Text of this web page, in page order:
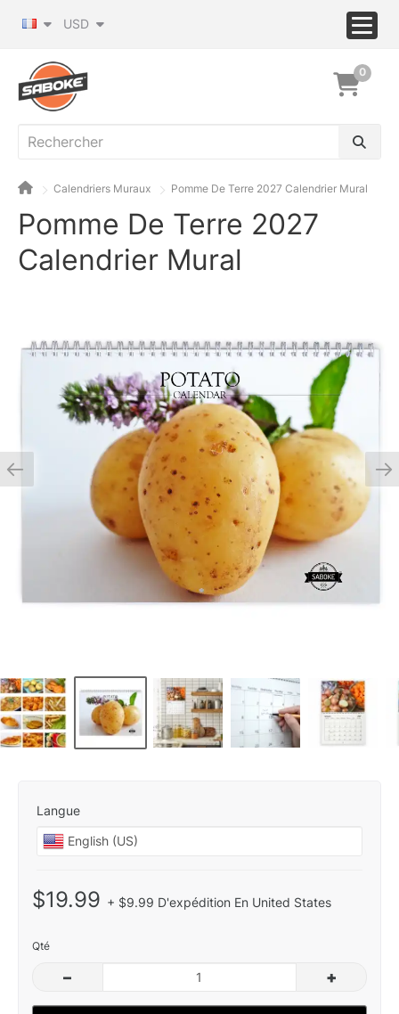
USD
0
Calendriers Muraux Pomme De Terre 2027 Calendrier Mural
Pomme De Terre 2027
Calendrier Mural
Langue
$19.99 + $9.99 D'expédition En United States
Qté
– +